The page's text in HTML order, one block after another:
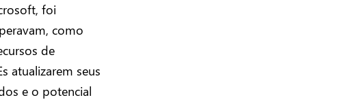
foi
como
de
atualizarem seus
e o potencial